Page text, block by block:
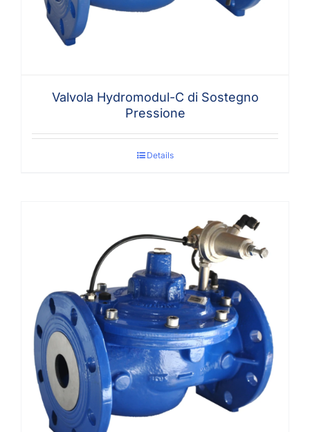
Valvola Hydromodul-C di Sostegno
Pressione
Details